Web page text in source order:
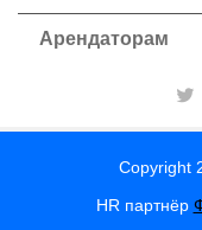
Арендаторам
Copyright
HR партнёр